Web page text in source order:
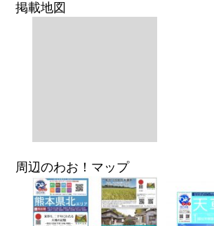
掲載地図
周辺のわお！マップ